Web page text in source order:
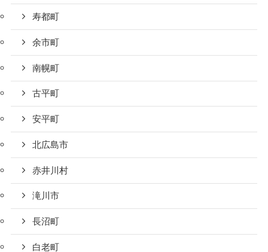
寿都町
余市町
南幌町
古平町
安平町
北広島市
赤井川村
滝川市
長沼町
白老町